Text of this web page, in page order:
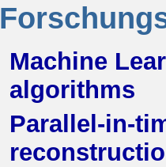
Machine
algorithms
Parallel-in-